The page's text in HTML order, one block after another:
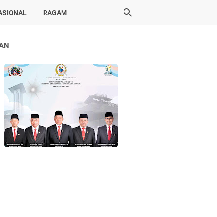
RAGAM